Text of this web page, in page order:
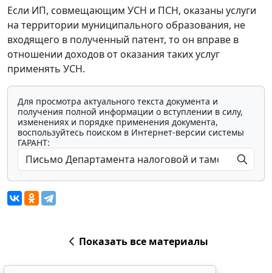
Если ИП, совмещающим УСН и ПСН, оказаны услуги
на территории муниципального образования, не
входящего в полученный патент, то он вправе в
отношении доходов от оказания таких услуг
применять УСН.
Для просмотра актуального текста документа и
получения полной информации о вступлении в силу,
изменениях и порядке применения документа,
воспользуйтесь поиском в Интернет-версии системы
ГАРАНТ:
Показать все материалы